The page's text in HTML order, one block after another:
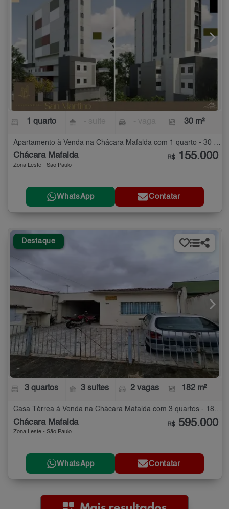
1 quarto 30 m²
Chácara Mafalda
Zona Leste - São Paulo
R$ 155.000
WhatsApp Contatar
Destaque
3 quartos 3 suítes 2 vagas 182 m²
Chácara Mafalda
Zona Leste - São Paulo
R$ 595.000
WhatsApp Contatar